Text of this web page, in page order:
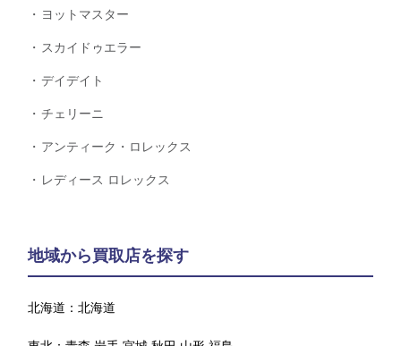
ヨットマスター
スカイドゥエラー
デイデイト
チェリーニ
アンティーク・ロレックス
レディース ロレックス
地域から買取店を探す
北海道：北海道